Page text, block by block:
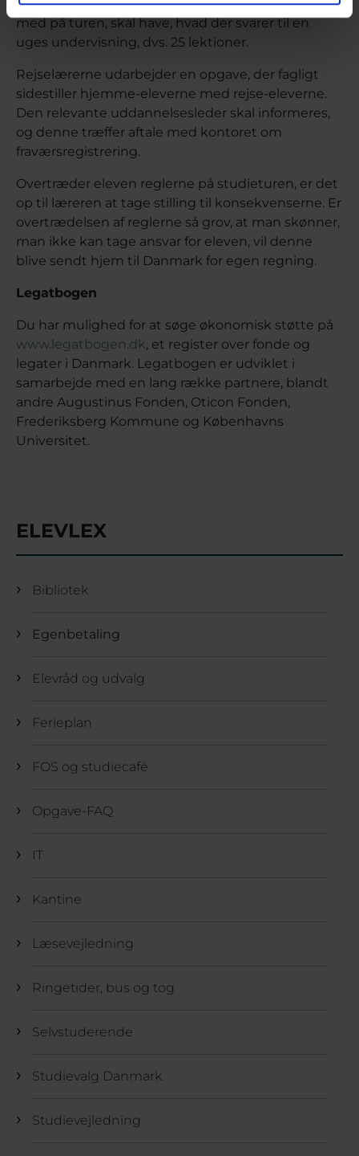
i studierejsen. De elever, der vælger ikke at tage
med på turen, skal have, hvad der svarer til en
uges undervisning, dvs. 25 lektioner.
Rejselærerne udarbejder en opgave, der fagligt
sidestiller hjemme-eleverne med rejse-eleverne.
Den relevante uddannelsesleder skal informeres,
og denne træffer aftale med kontoret om
fraværsregistrering.
Overtræder eleven reglerne på studieturen, er det
op til læreren at tage stilling til konsekvenserne. Er
overtrædelsen af reglerne så grov, at man skønner,
man ikke kan tage ansvar for eleven, vil denne
blive sendt hjem til Danmark for egen regning.
Legatbogen
Du har mulighed for at søge økonomisk støtte på
www.legatbogen.dk, et register over fonde og
legater i Danmark. Legatbogen er udviklet i
samarbejde med en lang række partnere, blandt
andre Augustinus Fonden, Oticon Fonden,
Frederiksberg Kommune og Københavns
Universitet.
ELEVLEX
Bibliotek
Egenbetaling
Elevråd og udvalg
Ferieplan
FOS og studiecafé
Opgave-FAQ
IT
Kantine
Læsevejledning
Ringetider, bus og tog
Selvstuderende
Studievalg Danmark
Studievejledning